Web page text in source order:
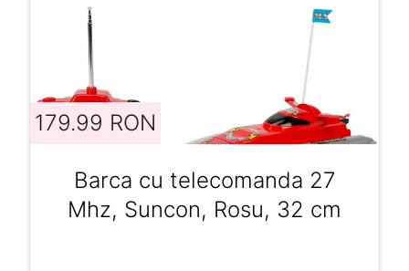
179.99 RON
Barca cu telecomanda 27
Mhz, Suncon, Rosu, 32 cm